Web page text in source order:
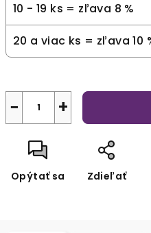
10 - 19 ks = zľava 8 %
20 a viac ks = zľava 10
+
−
Opýtať sa Zdieľať